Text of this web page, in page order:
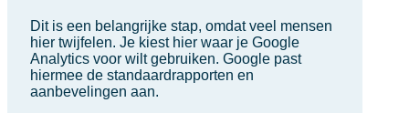
Dit is een belangrijke stap, omdat veel mensen
hier twijfelen. Je kiest hier waar je Google
Analytics voor wilt gebruiken. Google past
hiermee de standaardrapporten en
aanbevelingen aan.